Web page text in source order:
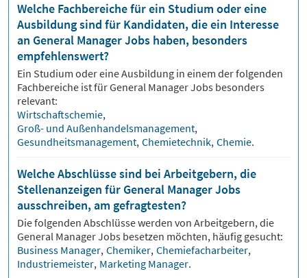
Welche Fachbereiche für ein Studium oder eine
Ausbildung sind für Kandidaten, die ein Interesse
an General Manager Jobs haben, besonders
empfehlenswert?
Ein Studium oder eine Ausbildung in einem der folgenden
Fachbereiche ist fürGeneral ManagerJobs besonders
relevant:
Wirtschaftschemie,
Groß- und Außenhandelsmanagement,
Gesundheitsmanagement, Chemietechnik, Chemie.
Welche Abschlüsse sind bei Arbeitgebern, die
Stellenanzeigen für General Manager Jobs
ausschreiben, am gefragtesten?
Die folgenden Abschlüsse werden von Arbeitgebern, die
General ManagerJobs besetzen möchten, häufig gesucht:
Business Manager, Chemiker, Chemiefacharbeiter,
Industriemeister, Marketing Manager.